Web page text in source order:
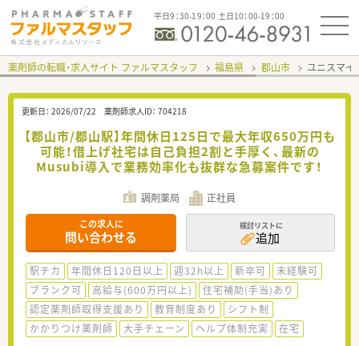
平日9：30-19：00 土日10：00-19：00
薬剤師の転職・求人サイト ファルマスタッフ 福島県 郡山市 ユニスマ
更新日： 2026/07/22 薬剤師求人ID： 704218
【郡山市/郡山駅】年間休日125日で最大年収650万円も
可能！借上げ社宅は自己負担2割と手厚く、最新の
Musubi導入で業務効率化も抜群な急募案件です！
調剤薬局 正社員
この求人に
問い合わせる
検討リストに
追加
駅チカ 年間休日120日以上 週32h以上 新卒可
未経験可
ブランク可
高給与(600万円以上)
住宅補助(手当)あり
認定薬剤師取得支援あり
教育制度あり
シフト制
かかりつけ薬剤師
大手チェーン ヘルプ体制充実 在宅